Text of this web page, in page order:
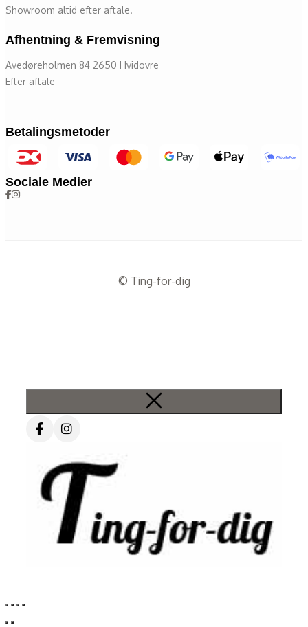
Showroom altid efter aftale.
Afhentning & Fremvisning
Avedøreholmen 84 2650 Hvidovre
Efter aftale
Betalingsmetoder
Sociale Medier
© Ting-for-dig